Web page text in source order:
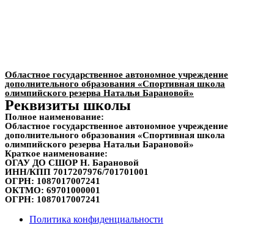
Областное государственное автономное учреждение
дополнительного образования «Спортивная школа
олимпийского резерва Натальи Барановой»
Реквизиты школы
Полное наименование:
Областное государственное автономное учреждение
дополнительного образования «Спортивная школа
олимпийского резерва Натальи Барановой»
Краткое наименование:
ОГАУ ДО СШОР Н. Барановой
ИНН/КПП 7017207976/701701001
ОГРН: 1087017007241
ОКТМО: 69701000001
ОГРН: 1087017007241
Политика конфиденциальности